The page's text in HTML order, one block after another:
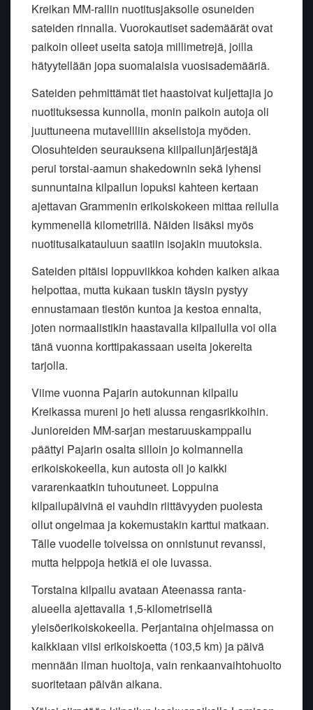
Kreikan MM-rallin nuotitusjaksolle osuneiden
sateiden rinnalla. Vuorokautiset sademäärät ovat
paikoin olleet useita satoja millimetrejä, joilla
hätyytellään jopa suomalaisia vuosisademääriä.
Sateiden pehmittämät tiet haastoivat kuljettajia jo
nuotituksessa kunnolla, monin paikoin autoja oli
juuttuneena mutavellliin akselistoja myöden.
Olosuhteiden seurauksena kiilpailunjärjestäjä
perui torstai-aamun shakedownin sekä lyhensi
sunnuntaina kilpailun lopuksi kahteen kertaan
ajettavan Grammenin erikoiskokeen mittaa reilulla
kymmenellä kilometrillä. Näiden lisäksi myös
nuotitusaikatauluun saatiin isojakin muutoksia.
Sateiden pitäisi loppuviikkoa kohden kaiken aikaa
helpottaa, mutta kukaan tuskin täysin pystyy
ennustamaan tiestön kuntoa ja kestoa ennalta,
joten normaalistikin haastavalla kilpailulla voi olla
tänä vuonna korttipakassaan useita jokereita
tarjolla.
Viime vuonna Pajarin autokunnan kilpailu
Kreikassa mureni jo heti alussa rengasrikkoihin.
Junioreiden MM-sarjan mestaruuskamppailu
päättyi Pajarin osalta silloin jo kolmannella
erikoiskokeella, kun autosta oli jo kaikki
vararenkaatkin tuhoutuneet. Loppuina
kilpailupäivinä ei vauhdin riittävyyden puolesta
ollut ongelmaa ja kokemustakin karttui matkaan.
Tälle vuodelle toiveissa on onnistunut revanssi,
mutta helppoja hetkiä ei ole luvassa.
Torstaina kilpailu avataan Ateenassa ranta-
alueella ajettavalla 1,5-kilometrisellä
yleisöerikoiskokeella. Perjantaina ohjelmassa on
kaikkiaan viisi erikoiskoetta (103,5 km) ja päivä
mennään ilman huoltoja, vain renkaanvaihtohuolto
suoritetaan päivän aikana.